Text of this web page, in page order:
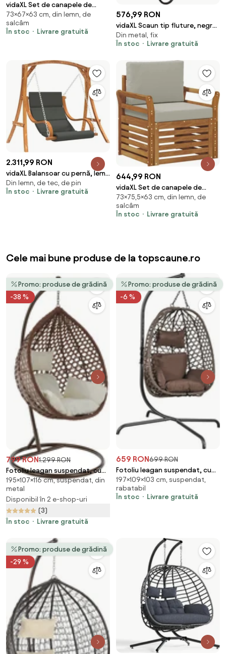
vidaXL Set de canapele de
exterior cu pernă natural 67 x
63 x 73 cm
73×67×63 cm, din lemn, de
salcâm
În stoc
Livrare gratuită
576,99 RON
vidaXL Scaun tip fluture, negru
și alb, piele de vacă naturală
Din metal, fix
În stoc
Livrare gratuită
2.311,99 RON
vidaXL Balansoar cu pernă, lemn
masiv de molid cu finisaj din tec
Din lemn, de tec, de pin
În stoc
Livrare gratuită
644,99 RON
vidaXL Set de canapele de
exterior cu pernă natural 75,5 x
63 x 73 cm
73×75,5×63 cm, din lemn, de
salcâm
În stoc
Livrare gratuită
Cele mai bune produse de la topscaune.ro
Promo: produse de grădină
-38 %
799 RON1.299 RON
Fotoliu leagan suspendat, cu
perne moi, rezistente la UV,
împletitură tip răchită,
structură metalică, pentru
interior și exterior,
Cupru/Maro/Crem
195×107×116 cm, suspendat, din
metal
Disponibil în 2 e-shop-uri
(3)
În stoc
Livrare gratuită
Promo: produse de grădină
-6 %
659 RON699 RON
Fotoliu leagan suspendat, cu
perne moi, cos pliabil,
rezistente la UV, împletitură PE
ratan, structură metalică,
197×109×103 cm, suspendat,
rabatabil
În stoc
Livrare gratuită
Promo: produse de grădină
-29 %